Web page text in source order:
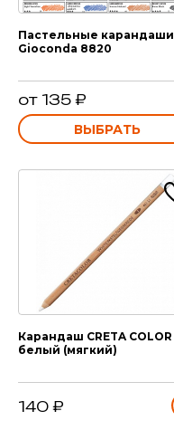
Пастельные карандаши
Gioconda 8820
от 135 ₽
ВЫБРАТЬ
Карандаш CRETA COLOR
белый (мягкий)
140 ₽